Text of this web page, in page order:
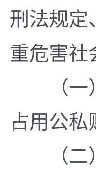
刑法规定
重危害社
（一）
占用公
（二）